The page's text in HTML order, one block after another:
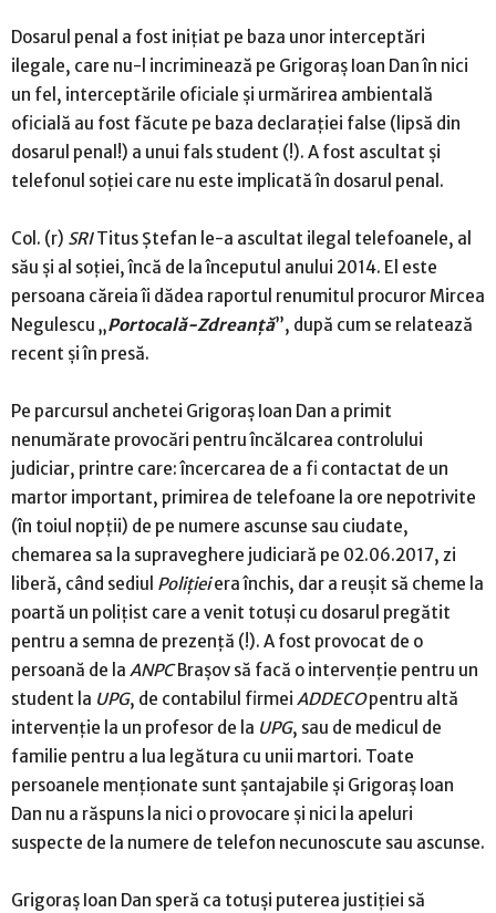
Dosarul penal a fost iniţiat pe baza unor interceptări
ilegale, care nu-l incriminează pe Grigoraş Ioan Dan în nici
un fel, interceptările oficiale şi urmărirea ambientală
oficială au fost făcute pe baza declaraţiei false (lipsă din
dosarul penal!) a unui fals student (!). A fost ascultat şi
telefonul soţiei care nu este implicată în dosarul penal.
Col. (r) SRITitus Ştefan le-a ascultat ilegal telefoanele, al
său şi al soţiei, încă de la începutul anului 2014. El este
persoana căreia îi dădea raportul renumitul procuror Mircea
Negulescu „Portocală-Zdreanţă”, după cum se relatează
recent şi în presă.
Pe parcursul anchetei Grigoraş Ioan Dan a primit
nenumărate provocări pentru încălcarea controlului
judiciar, printre care: încercarea de a fi contactat de un
martor important, primirea de telefoane la ore nepotrivite
(în toiul nopţii) de pe numere ascunse sau ciudate,
chemarea sa la supraveghere judiciară pe 02.06.2017, zi
liberă, când sediul Poliţieiera închis, dar a reuşit să cheme la
poartă un poliţist care a venit totuşi cu dosarul pregătit
pentru a semna de prezenţă (!). A fost provocat de o
persoană de la ANPCBraşov să facă o intervenţie pentru un
student la UPG, de contabilul firmei ADDECOpentru altă
intervenţie la un profesor de la UPG, sau de medicul de
familie pentru a lua legătura cu unii martori. Toate
persoanele menţionate sunt şantajabile şi Grigoraş Ioan
Dan nu a răspuns la nici o provocare şi nici la apeluri
suspecte de la numere de telefon necunoscute sau ascunse.
Grigoraş Ioan Dan speră ca totuşi puterea justiţiei să